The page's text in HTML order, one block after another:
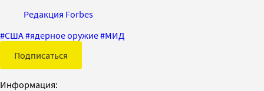
Редакция Forbes
#США#ядерное оружие#МИД
Подписаться
Информация: